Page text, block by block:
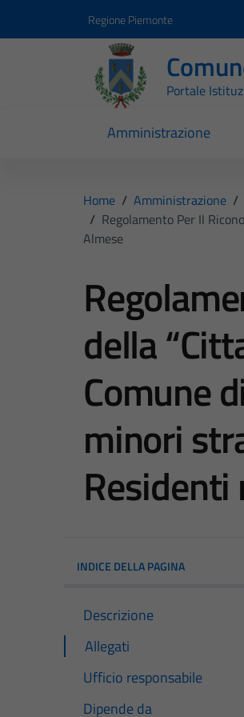
Regione Piemonte
Portale
Amministrazione
Home / Amministrazione /
/ Regolamento Per Il
Almese
della
Comune
minori
Residenti
INDICE DELLA PAGINA
Descrizione
Allegati
Ufficio responsabile
Dipende da